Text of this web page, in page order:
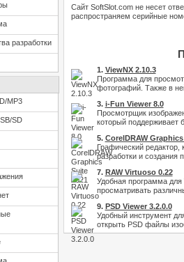
разработки
MP3
SD
Сайт SoftSlot.com не несет
распространяем серийные
1. ViewNX 2.10.3
Программа для
фотографий. Также в
3. i-Fun Viewer 8.0
Просмотрщик
который поддерживает
5. CorelDRAW
Графический
разработки и создания п..
7. RAW Virtuoso 0.22
Удобная программа для
просматривать
9. PSD Viewer 3.2.0.0
Удобный инструмент
открыть PSD файлы